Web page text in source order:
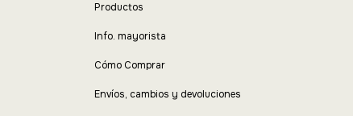
Productos
Info. mayorista
Cómo Comprar
Envíos, cambios y devoluciones